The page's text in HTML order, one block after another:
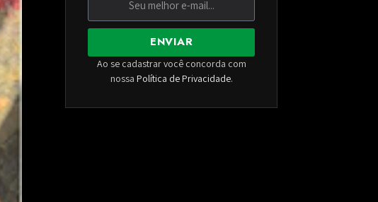
ENVIAR
Ao se cadastrar você concorda com
nossa Política de Privacidade.